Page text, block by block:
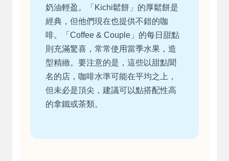
奶油輕盈。「Kichi鬆餅」的厚鬆餅是
經典，但他們現在也提供不錯的咖
啡。「Coffee & Couple」的每日甜點
則充滿驚喜，常常使用當季水果，造
型精緻。要注意的是，這些以甜點聞
名的店，咖啡水準可能在平均之上，
但未必是頂尖，建議可以點搭配性高
的拿鐵或茶類。